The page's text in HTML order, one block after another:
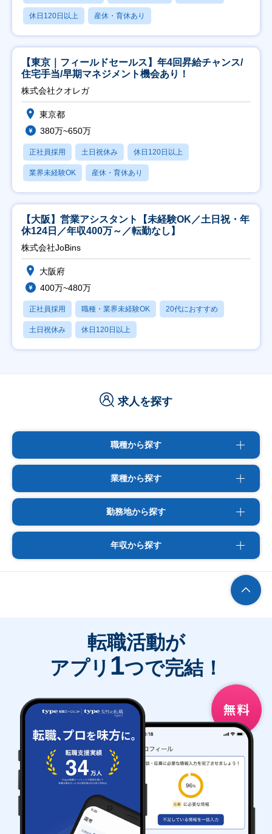
休日120日以上 産休・育休あり
【東京｜フィールドセールス】年4回昇給チャンス/
住宅手当/早期マネジメント機会あり！
株式会社クオレガ
東京都
380万~650万
正社員採用 土日祝休み 休日120日以上
業界未経験OK 産休・育休あり
【大阪】営業アシスタント【未経験OK／土日祝・年
休124日／年収400万～／転勤なし】
株式会社JoBins
大阪府
400万~480万
正社員採用 職種・業界未経験OK 20代におすすめ
土日祝休み 休日120日以上
求人を探す
職種から探す
業種から探す
勤務地から探す
年収から探す
転職活動が
アプリ 1つで完結！